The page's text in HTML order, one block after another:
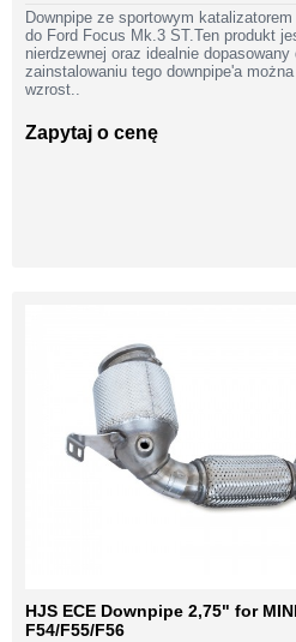
Downpipe ze sportowym
do Ford Focus Mk.3 ST.Ten produkt
nierdzewnej oraz idealnie
zainstalowaniu tego downpipe'a
wzrost..
Zapytaj o cenę
HJS ECE Downpipe 2,75" for
F54/F55/F56